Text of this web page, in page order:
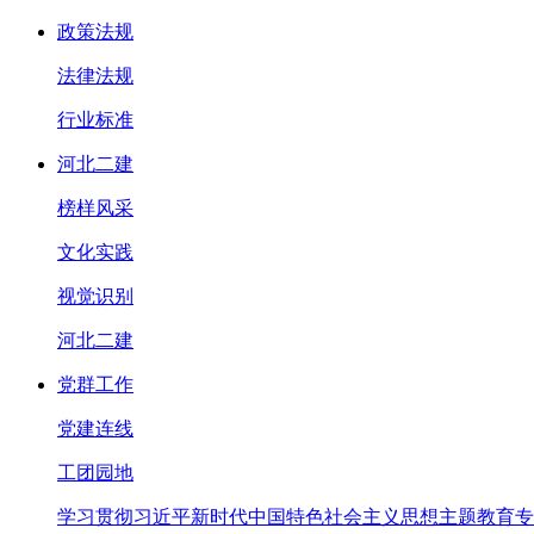
政策法规
法律法规
行业标准
河北二建
榜样风采
文化实践
视觉识别
河北二建
党群工作
党建连线
工团园地
学习贯彻习近平新时代中国特色社会主义思想主题教育